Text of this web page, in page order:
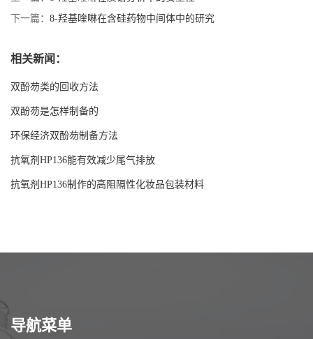
下一篇： 8-羟基喹啉在含硅药物中间体中的研究
相关新闻：
双酚芴类的回收方法
双酚芴是怎样制备的
环保经济双酚芴制备方法
抗氧剂HP136能有效减少尾气排放
抗氧剂HP136制作的高阻隔性化妆品包装材料
导航菜单